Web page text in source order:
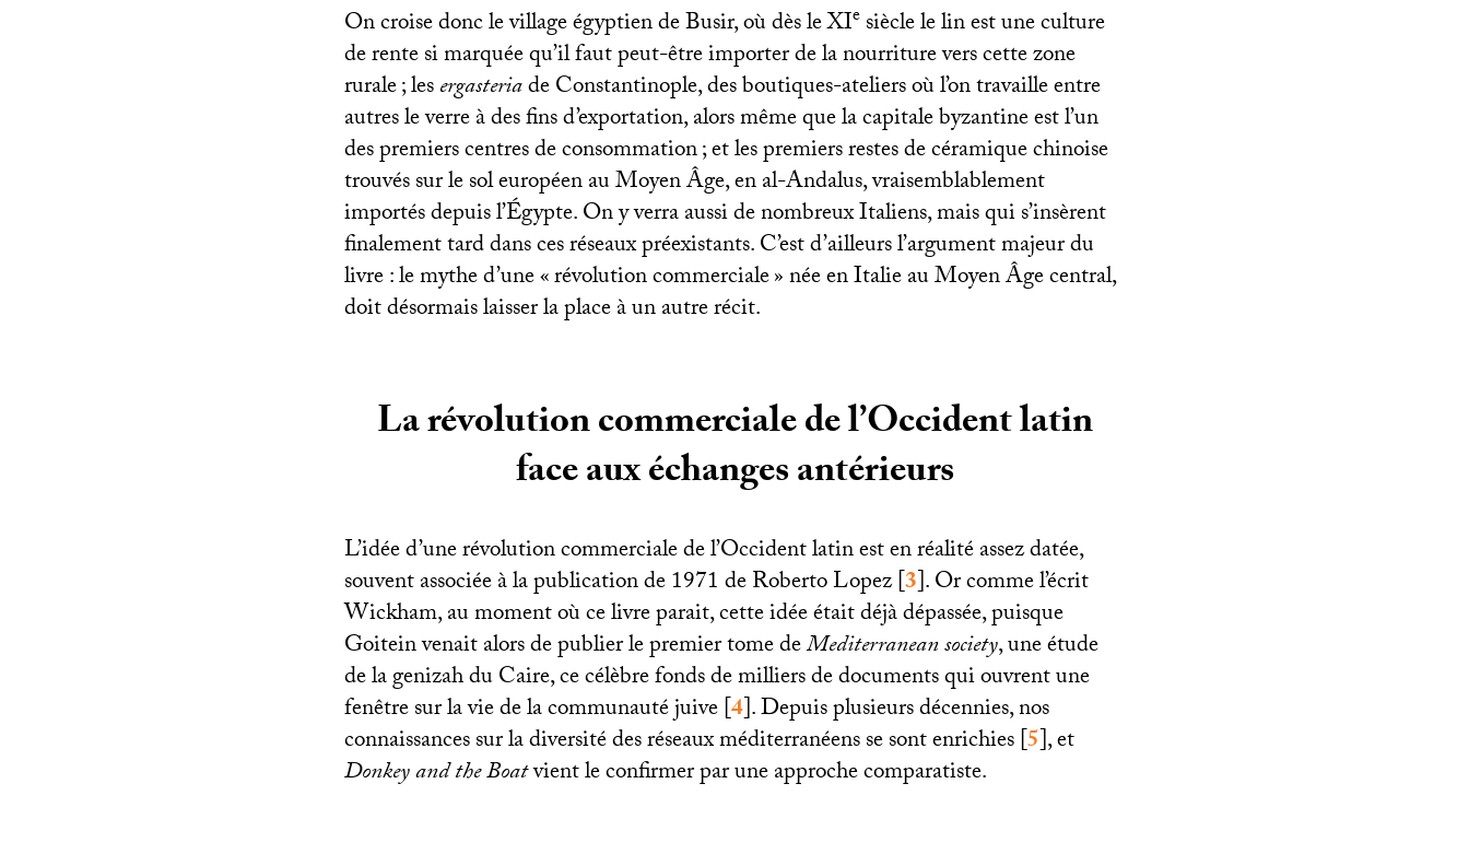
On croise donc le village égyptien de Busir, où dès leXIe siècle le lin est une culture
de rente si marquée qu’il faut peut-être importer de la nourriture vers cette zone
rurale; lesergasteriade Constantinople, des boutiques-ateliers où l’on travaille entre
autres le verre à des fins d’exportation, alors même que la capitale byzantine est l’un
des premiers centres de consommation; et les premiers restes de céramique chinoise
trouvés sur le sol européen au Moyen Âge, en al-Andalus, vraisemblablement
importés depuis l’Égypte. On y verra aussi de nombreux Italiens, mais qui s’insèrent
finalement tard dans ces réseaux préexistants. C’est d’ailleurs l’argument majeur du
livre : le mythe d’une «révolution commerciale» née en Italie au Moyen Âge central,
doit désormais laisser la place à un autre récit.
La révolution commerciale de l’Occident latin
face aux échanges antérieurs
L’idée d’une révolution commerciale de l’Occident latin est en réalité assez datée,
souvent associée à la publication de 1971 de Roberto Lopez[3]. Or comme l’écrit
Wickham, au moment où ce livre parait, cette idée était déjà dépassée, puisque
Goitein venait alors de publier le premier tome deMediterranean society, une étude
de la genizah du Caire, ce célèbre fonds de milliers de documents qui ouvrent une
fenêtre sur la vie de la communauté juive[4]. Depuis plusieurs décennies, nos
connaissances sur la diversité des réseaux méditerranéens se sont enrichies[5], et
Donkey and the Boatvient le confirmer par une approche comparatiste.